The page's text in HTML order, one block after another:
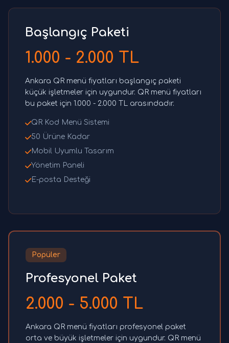
Başlangıç Paketi
1.000 - 2.000 TL
Ankara QR menü fiyatları başlangıç paketi
küçük işletmeler için uygundur. QR menü fiyatları
bu paket için 1.000 - 2.000 TL arasındadır.
QR Kod Menü Sistemi
50 Ürüne Kadar
Mobil Uyumlu Tasarım
Yönetim Paneli
E-posta Desteği
Popüler
Profesyonel Paket
2.000 - 5.000 TL
Ankara QR menü fiyatları profesyonel paket
orta ve büyük işletmeler için uygundur. QR menü